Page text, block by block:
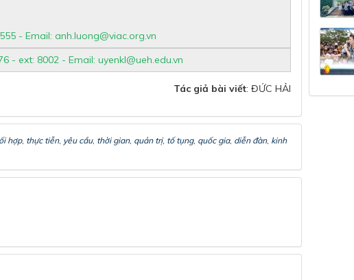
- Email: anh.luong@viac.org.vn
- ext: 8002 - Email: uyenkl@ueh.edu.vn
Tác giả bài viết: ĐỨC HẢI
hợp, thực tiễn, yêu cầu, thời gian, quản trị, tố tụng, quốc gia, diễn đàn, kinh